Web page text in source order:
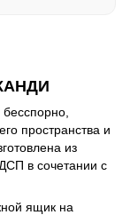
пространства и
из
в сочетании с
ящик на